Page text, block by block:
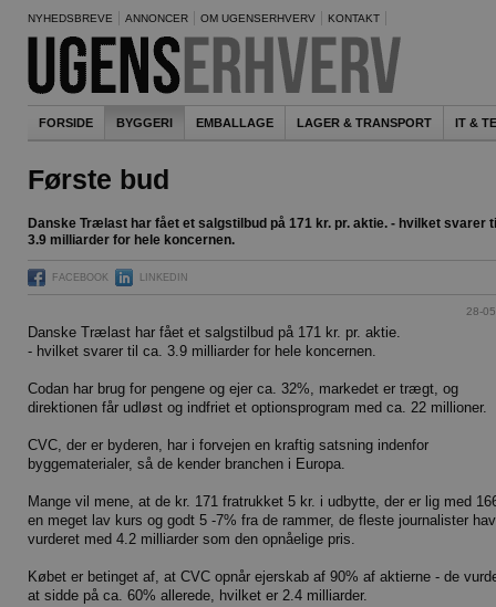
NYHEDSBREVE ANNONCER OM UGENSERHVERV KONTAKT
FORSIDE BYGGERI EMBALLAGE LAGER & TRANSPORT IT &
Første bud
Danske Trælast har fået et salgstilbud på 171 kr. pr. aktie. - hvilket svarer
3.9 milliarder for hele koncernen.
FACEBOOK LINKEDIN
28-
Danske Trælast har fået et salgstilbud på 171 kr. pr. aktie.
- hvilket svarer til ca. 3.9 milliarder for hele koncernen.
Codan har brug for pengene og ejer ca. 32%, markedet er trægt, og
direktionen får udløst og indfriet et optionsprogram med ca. 22 millioner.
CVC, der er byderen, har i forvejen en kraftig satsning indenfor
byggematerialer, så de kender branchen i Europa.
Mange vil mene, at de kr. 171 fratrukket 5 kr. i udbytte, der er lig med
en meget lav kurs og godt 5 -7% fra de rammer, de fleste journalister
vurderet med 4.2 milliarder som den opnåelige pris.
Købet er betinget af, at CVC opnår ejerskab af 90% af aktierne - de
at sidde på ca. 60% allerede, hvilket er 2.4 milliarder.